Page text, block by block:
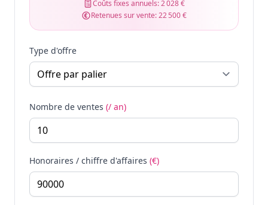
Coûts fixes annuels:2 028 €
Retenues sur vente:22 500 €
Type d'offre
Nombre de ventes (/ an)
Honoraires / chiffre d'affaires (€)